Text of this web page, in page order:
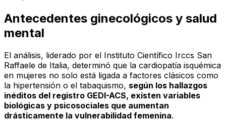
Antecedentes ginecológicos y salud
mental
El análisis, liderado por el Instituto Científico Irccs San
Raffaele de Italia, determinó que la cardiopatía isquémica
en mujeres no solo está ligada a factores clásicos como
la hipertensión o el tabaquismo, según los hallazgos
inéditos del registro GEDI-ACS, existen variables
biológicas y psicosociales que aumentan
drásticamente la vulnerabilidad femenina.